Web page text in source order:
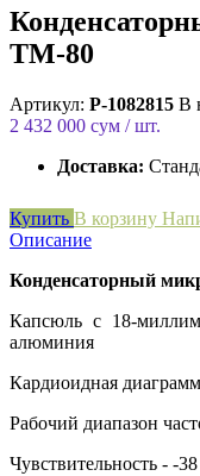
TM-80
Артикул: P-1082815 В
2 432 000 сум / шт.
Доставка:
Купить В корзину
Описание
Конденсаторный
Капсюль с 18-
алюминия
Кардиоидная
Рабочий диапазон
Чувствительность - -